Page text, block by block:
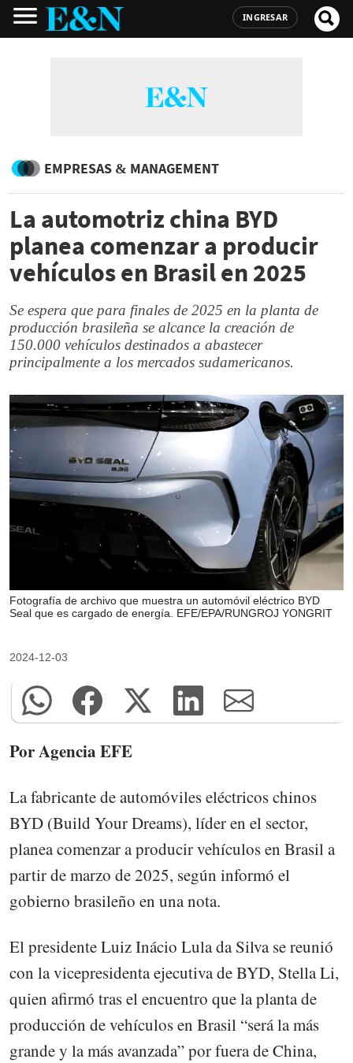
INGRESAR
EMPRESAS & MANAGEMENT
La automotriz china BYD
planea comenzar a producir
vehículos en Brasil en 2025
Se espera que para finales de 2025 en la planta de
producción brasileña se alcance la creación de
150.000 vehículos destinados a abastecer
principalmente a los mercados sudamericanos.
Fotografía de archivo que muestra un automóvil eléctrico BYD
Seal que es cargado de energía. EFE/EPA/RUNGROJ YONGRIT
2024-12-03
Por Agencia EFE
La fabricante de automóviles eléctricos chinos
BYD (Build Your Dreams), líder en el sector,
planea comenzar a producir vehículos en Brasil a
partir de marzo de 2025, según informó el
gobierno brasileño en una nota.
El presidente Luiz Inácio Lula da Silva se reunió
con la vicepresidenta ejecutiva de BYD, Stella Li,
quien afirmó tras el encuentro que la planta de
producción de vehículos en Brasil “será la más
grande y la más avanzada” por fuera de China,